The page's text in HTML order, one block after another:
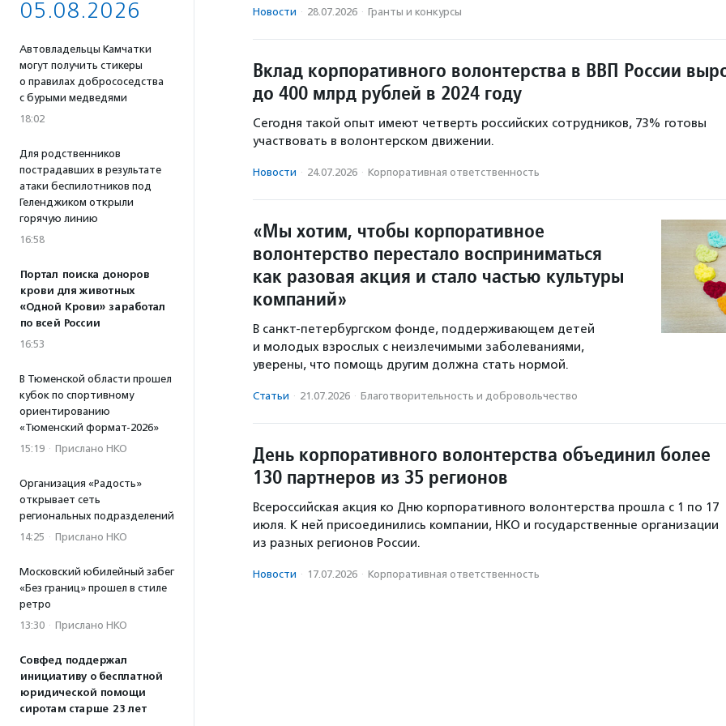
05.08.2026
Автовладельцы Камчатки
могут получить стикеры
о правилах добрососедства
с бурыми медведями
18:02
Для родственников
пострадавших в результате
атаки беспилотников под
Геленджиком открыли
горячую линию
16:58
Портал поиска доноров
крови для животных
«Одной Крови» заработал
по всей России
16:53
В Тюменской области прошел
кубок по спортивному
ориентированию
«Тюменский формат-2026»
15:19 · Прислано НКО
Организация «Радость»
открывает сеть
региональных подразделений
14:25 · Прислано НКО
Московский юбилейный забег
«Без границ» прошел в стиле
ретро
13:30 · Прислано НКО
Совфед поддержал
инициативу о бесплатной
юридической помощи
сиротам старше 23 лет
Новости · 28.07.2026 · Гранты и конкурсы
Вклад корпоративного волонтерства в ВВП России
до 400 млрд рублей в 2024 году
Сегодня такой опыт имеют четверть российских сотрудников, 73% готовы
участвовать в волонтерском движении.
Новости · 24.07.2026 · Корпоративная ответственность
«Мы хотим, чтобы корпоративное
волонтерство перестало восприниматься
как разовая акция и стало частью культуры
компаний»
В санкт-петербургском фонде, поддерживающем детей
и молодых взрослых с неизлечимыми заболеваниями,
уверены, что помощь другим должна стать нормой.
Статьи · 21.07.2026 · Благотвори­тель­ность и доброволь­чест­во
День корпоративного волонтерства объединил более
130 партнеров из 35 регионов
Всероссийская акция ко Дню корпоративного волонтерства прошла с 1 по 17
июля. К ней присоединились компании, НКО и государственные организации
из разных регионов России.
Новости · 17.07.2026 · Корпоративная ответственность